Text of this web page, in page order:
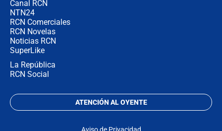
Canal RCN
NTN24
RCN Comerciales
RCN Novelas
Noticias RCN
SuperLike
La República
RCN Social
ATENCIÓN AL OYENTE